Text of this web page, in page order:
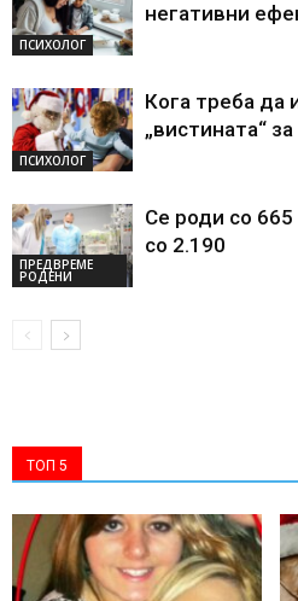
ПСИХОЛОГ
негативни
ПСИХОЛОГ
Кога треба да
„вистината“
ПРЕДВРЕМЕ
РОДЕНИ
Се роди со
со 2.190
ТОП 5